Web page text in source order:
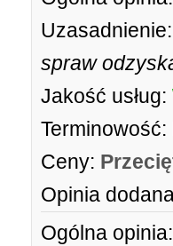
Uzasadnienie:
spraw
Jakość usług:
Terminowość:
Ceny:
Opinia
Ogólna opinia: